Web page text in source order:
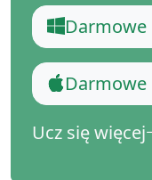
Ucz się więcej